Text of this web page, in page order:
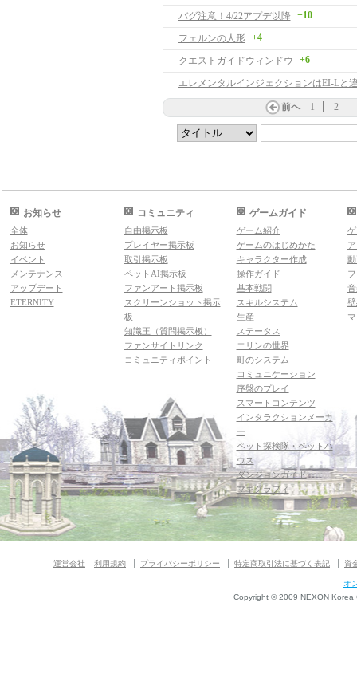
バグ注意！4/22アプデ以降 +10
フェルンの人形 +4
クエストガイドウィンドウ +6
前へ 1 2
お知らせ
全体
お知らせ
イベント
メンテナンス
アップデート
ETERNITY
コミュニティ
自由掲示板
プレイヤー掲示板
取引掲示板
ペットAI掲示板
ファンアート掲示板
スクリーンショット掲示
板
知識王（質問掲示板）
ファンサイトリンク
コミュニティポイント
ゲームガイド
ゲーム紹介
ゲームのはじめかた
キャラクター作成
操作ガイド
基本戦闘
スキルシステム
生産
ステータス
エリンの世界
町のシステム
コミュニケーション
序盤のプレイ
スマートコンテンツ
インタラクションメーカ
ー
ペット探検隊・ペットハ
ウス
ダンジョンガイド
マギグラフィ
運営会社 利用規約 プライバシーポリシー 特定商取引法に基づく表記 資
オ
Copyright © 2009 NEXON Korea